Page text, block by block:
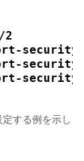
2
security
security
する例を示し